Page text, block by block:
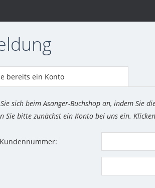
bereits ein Konto
sich beim Asanger-Buchshop an, indem Sie
Sie bitte zunächst ein Konto bei uns ein.